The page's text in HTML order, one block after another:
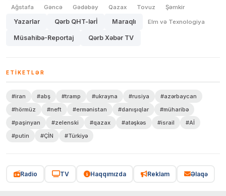
Ağstafa Gəncə Gədəbəy Qazax Tovuz Şəmkir
Yazarlar Qərb QHT-lərİ Maraqlı Elm və Texnologiya
Müsahibə-Reportaj Qərb Xəbər TV
ETIKETLƏR
#iran #abş #tramp #ukrayna #rusiya
#azərbaycan
#hörmüz
#neft #ermənistan #danışıqlar
#müharibə
#paşinyan
#zelenski #qazax #atəşkəs #israil
#Aİ
#putin
#ÇİN #Türkiyə
Radio TV Haqqımızda Reklam Əlaqə